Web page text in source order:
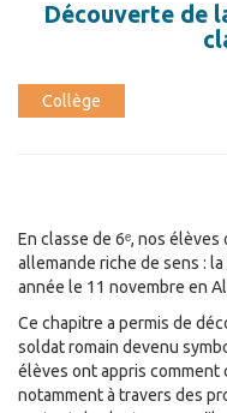
Découverte de
Collège
En classe de 6ᵉ, nos
allemande riche de sens :
année le 11 novembre en
Ce chapitre a permis de
soldat romain devenu
élèves ont appris
notamment à travers des